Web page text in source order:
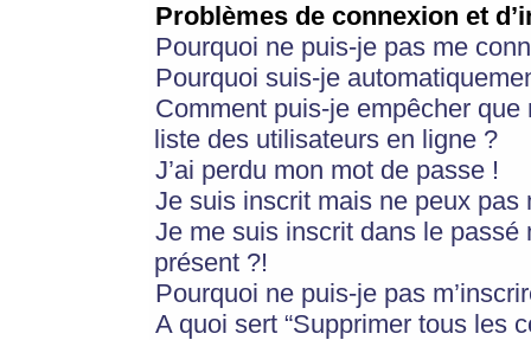
Problèmes de connexion et
Pourquoi ne puis-je pas me
Pourquoi suis-je
Comment puis-je empêcher
liste des utilisateurs en ligne ?
J’ai perdu mon mot de passe !
Je suis inscrit mais ne peux pas
Je me suis inscrit dans le
présent ?!
Pourquoi ne puis-je pas
A quoi sert “Supprimer tous les